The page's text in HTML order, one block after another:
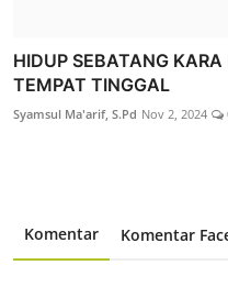
HIDUP SEBATANG
TEMPAT TINGGAL
Syamsul Ma'arif, S.Pd Nov 2, 2024
Komentar Komentar